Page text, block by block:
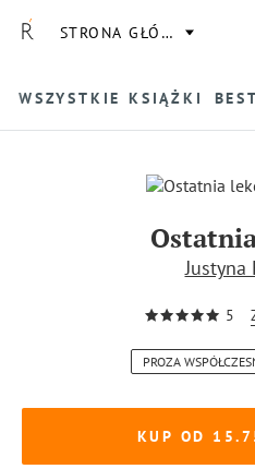
STRONA GŁÓWNA
WSZYSTKIE KSIĄŻKI
Justyna
5
PROZA
KUP OD